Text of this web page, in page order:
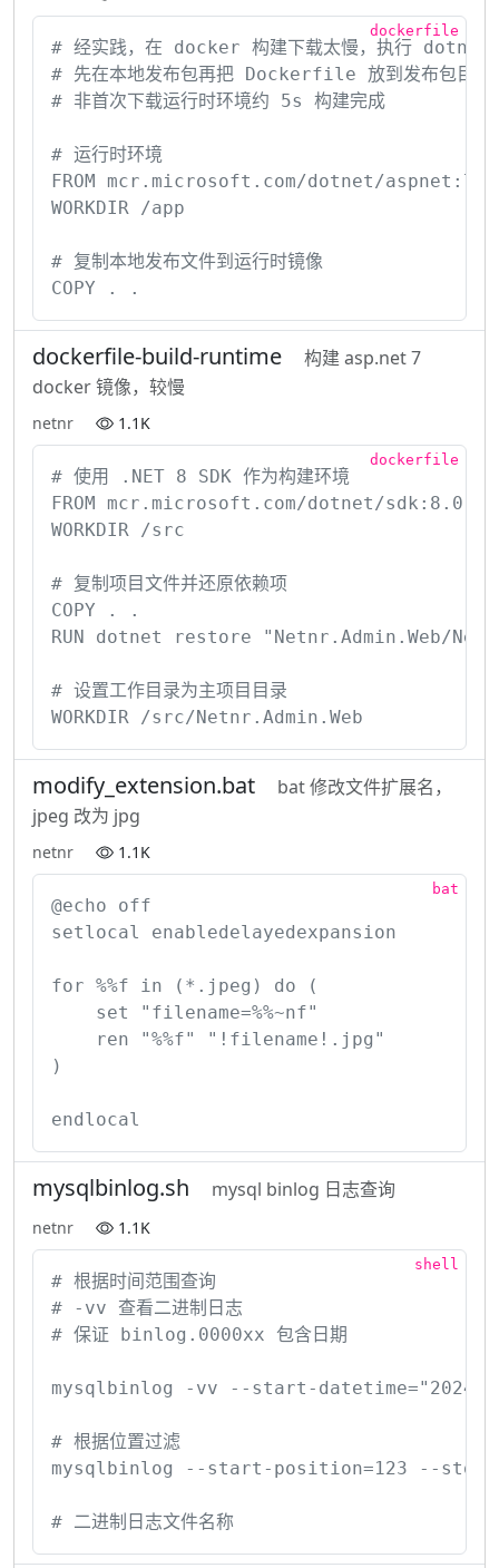
# 经实践，在 docker 构建下载太慢，执行
# 先在本地发布包再把 Dockerfile 放到发布包目录
# 非首次下载运行时环境约 5s 构建完成
# 运行时环境
FROM mcr.microsoft.com/dotnet/
WORKDIR /app
# 复制本地发布文件到运行时镜像
COPY . .
dockerfile-build-runtime
构建 asp.net 7
docker 镜像，较慢
netnr 1.1K
# 使用 .NET 8 SDK 作为构建环境
FROM mcr.microsoft.com/dotnet/sdk:8.0
WORKDIR /src
# 复制项目文件并还原依赖项
COPY . .
RUN dotnet restore "Netnr.Admin.Web/
# 设置工作目录为主项目目录
WORKDIR /src/Netnr.Admin.Web
modify_extension.bat
bat 修改文件扩展名，
jpeg 改为 jpg
netnr 1.1K
@echo off
setlocal enabledelayedexpansion
for %%f in (*.jpeg) do (
    set "filename=%%~nf"
    ren "%%f" "!filename!.jpg"
)
endlocal
mysqlbinlog.sh mysql binlog 日志查询
netnr 1.1K
# 根据时间范围查询
# -vv 查看二进制日志
# 保证 binlog.0000xx 包含日期
mysqlbinlog -vv --start-datetime="2024-
# 根据位置过滤
mysqlbinlog --start-position=123 --
# 二进制日志文件名称